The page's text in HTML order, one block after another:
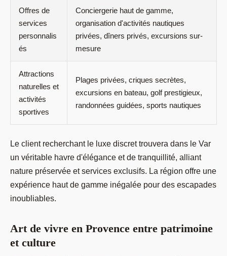
Offres de
services
personnalis
és
Conciergerie haut de gamme,
organisation d'activités nautiques
privées, dîners privés, excursions sur-
mesure
Attractions
naturelles et
activités
sportives
Plages privées, criques secrètes,
excursions en bateau, golf prestigieux,
randonnées guidées, sports nautiques
Le client recherchant le luxe discret trouvera dans le Var
un véritable havre d'élégance et de tranquillité, alliant
nature préservée et services exclusifs. La région offre une
expérience haut de gamme inégalée pour des escapades
inoubliables.
Art de vivre en Provence entre patrimoine
et culture